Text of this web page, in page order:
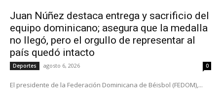
Juan Núñez destaca entrega y sacrificio del
equipo dominicano; asegura que la medalla
no llegó, pero el orgullo de representar al
país quedó intacto
Deportes agosto 6, 2026 0
El presidente de la Federación Dominicana de Béisbol (FEDOM),...